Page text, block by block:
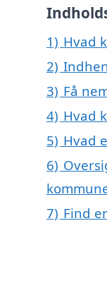
1) Hvad
2)
3) Få
4) Hvad
5) Hvad
6)
7) Find